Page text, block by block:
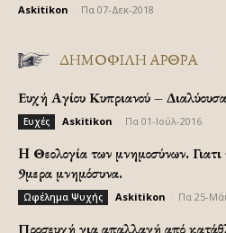
Askitikon Πα 07-Δεκ-2018
ΔΗΜΟΦΙΛΗ ΑΡΘΡΑ
Ευχή Αγίου Κυπριανού –
Ευχές Askitikon Πα 01-Ιούλ-2016
H Θεολογία των μνημοσύνων. Γιατι
9μερα μνημόσυνα.
Ωφέλημα Ψυχής Askitikon Πα 25-
Προσευχή για απαλλαγή από